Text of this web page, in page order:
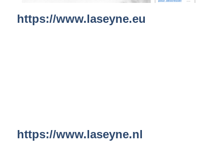
https://www.laseyne.eu
https://www.laseyne.nl